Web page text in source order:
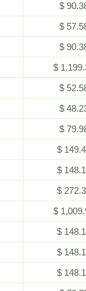
$
$
$
$
$
$
$
$
$
$
$
$
$
$